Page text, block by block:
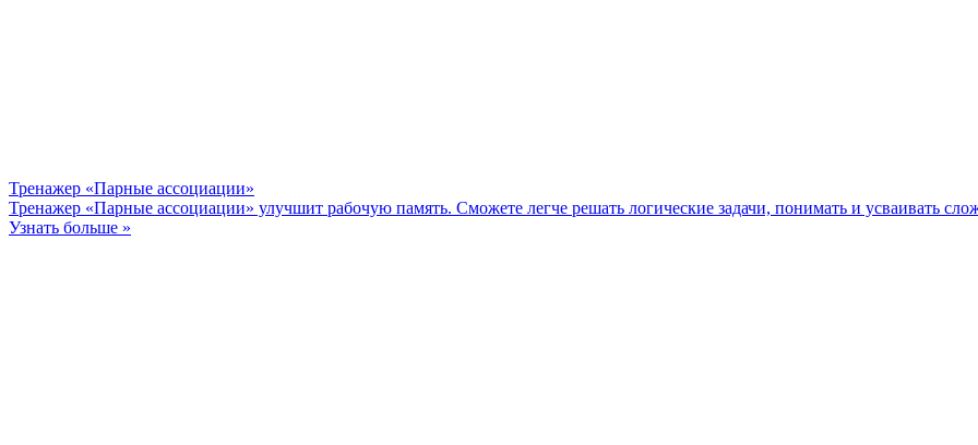
Тренажер «Парные ассоциации»
Тренажер «Парные ассоциации» улучшит рабочую память. Сможете легче решать логические задачи, понимать и усваивать
Узнать больше »